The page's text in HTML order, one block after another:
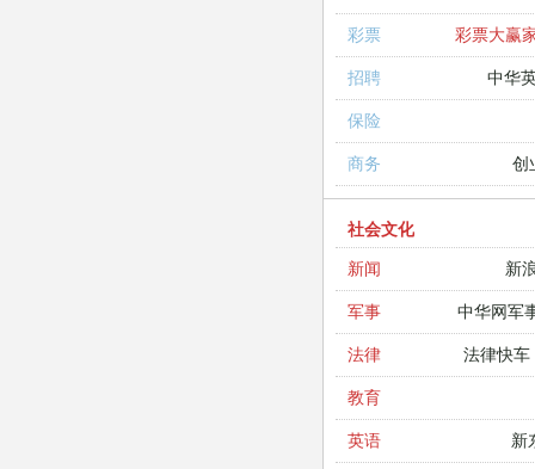
彩票 彩票大赢
招聘 中华
保险
商务 创
社会文化
新闻
新
军事 中华网军
法律 法律快车
教育
英语 新